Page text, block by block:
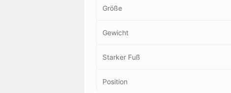
Größe
Gewicht
Starker Fuß
Position